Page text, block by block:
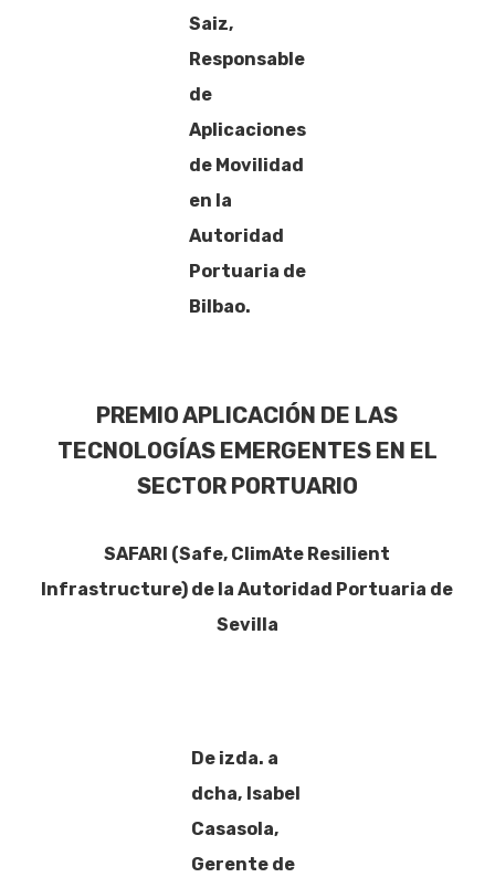
Saiz,
Responsable
de
Aplicaciones
de Movilidad
en la
Autoridad
Portuaria de
Bilbao.
PREMIO APLICACIÓN DE LAS
TECNOLOGÍAS EMERGENTES EN EL
SECTOR PORTUARIO
SAFARI (Safe, ClimAte Resilient
Infrastructure) de la Autoridad Portuaria de
Sevilla
De izda. a
dcha, Isabel
Casasola,
Gerente de